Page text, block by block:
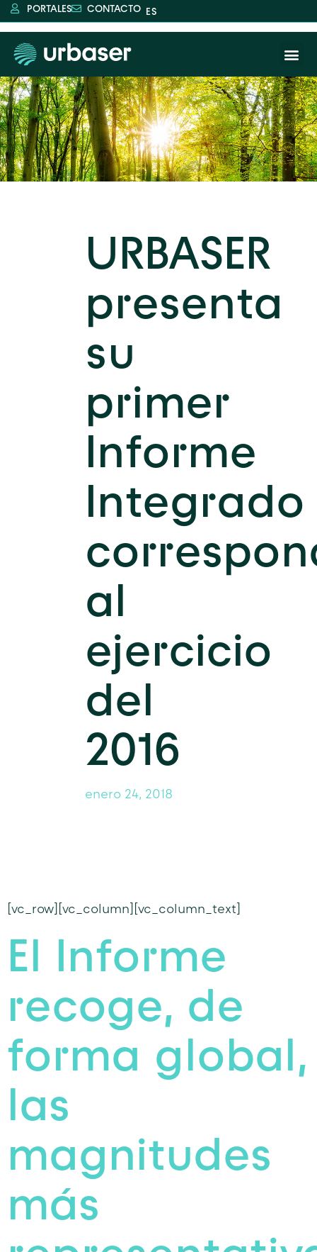
PORTALES CONTACTO
URBASER
presenta
su
primer
Informe
Integrado
al
ejercicio
del
2016
enero 24, 2018
[vc_row][vc_column][vc_column_text]
El Informe
recoge, de
forma global,
las
magnitudes
más